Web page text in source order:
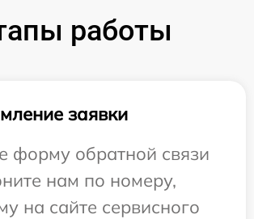
работы
заявки
форму обратной связи
нам по номеру,
на сайте сервисного